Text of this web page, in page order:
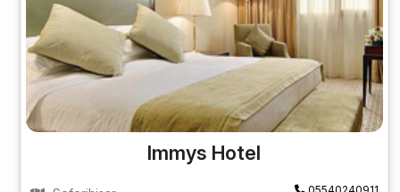
Immys Hotel